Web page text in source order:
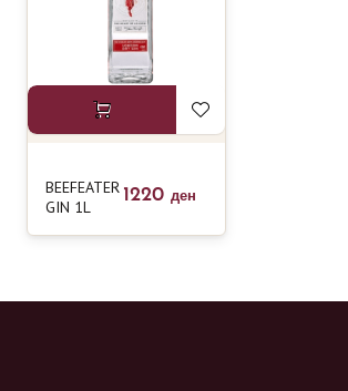
BEEFEATER
GIN 1L
1220 ден